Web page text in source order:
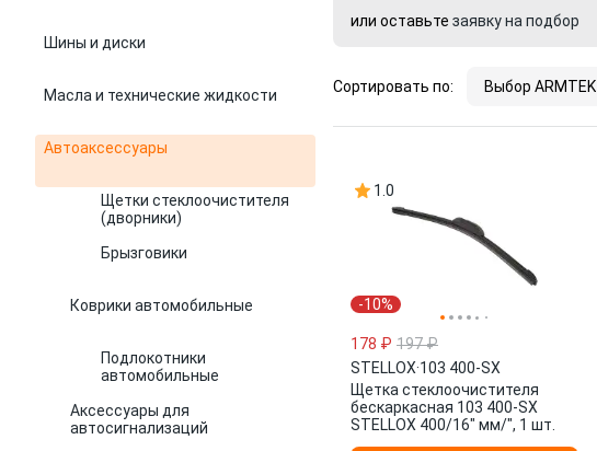
Шины и диски
Масла и технические жидкости
Автоаксессуары
Щетки стеклоочистителя
(дворники)
Брызговики
Коврики автомобильные
Подлокотники
автомобильные
Аксессуары для
автосигнализаций
или оставьте заявку на подбор
Сортировать по: Выбор ARMTEK
1.0
-10%
178 ₽ 197 ₽
STELLOX·103 400-SX
Щетка стеклоочистителя
бескаркасная 103 400-SX
STELLOX 400/16" мм/", 1 шт.